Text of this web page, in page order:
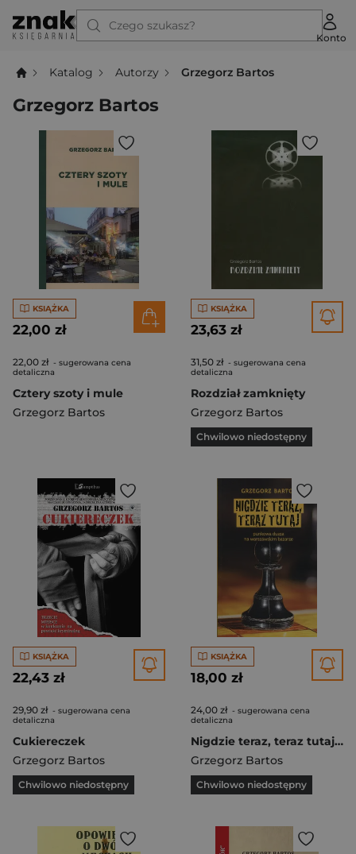
Czego szukasz?
Konto
Katalog Autorzy Grzegorz Bartos
Grzegorz Bartos
KSIĄŻKA
22,00 zł
22,00 zł - sugerowana cena
detaliczna
Cztery szoty i mule
Grzegorz Bartos
KSIĄŻKA
23,63 zł
31,50 zł - sugerowana cena
detaliczna
Rozdział zamknięty
Grzegorz Bartos
Chwilowo niedostępny
KSIĄŻKA
22,43 zł
29,90 zł - sugerowana cena
detaliczna
Cukiereczek
Grzegorz Bartos
Chwilowo niedostępny
KSIĄŻKA
18,00 zł
24,00 zł - sugerowana cena
detaliczna
Nigdzie teraz, teraz tutaj punkowa dusza na warszawskim bazarze
Grzegorz Bartos
Chwilowo niedostępny